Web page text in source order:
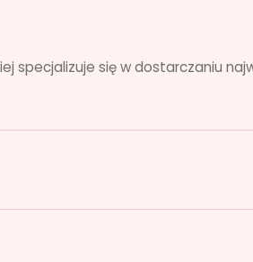
specjalizuje się w dostarczaniu